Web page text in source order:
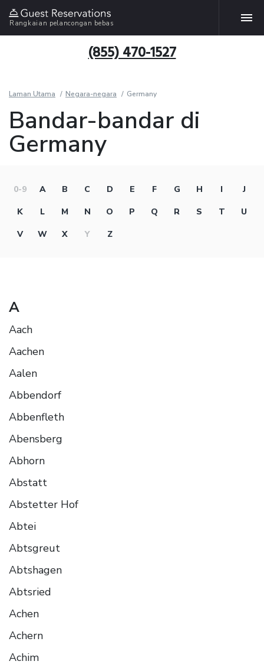
Rangkaian pelancongan bebas
(855) 470-1527
Laman Utama Negara-negara Germany
Bandar-bandar di
Germany
0-9 A B C D E F G H I
J
K
L M N O P Q R S T
U
V
W X Y Z
A
Aach
Aachen
Aalen
Abbendorf
Abbenfleth
Abensberg
Abhorn
Abstatt
Abstetter Hof
Abtei
Abtsgreut
Abtshagen
Abtsried
Achen
Achern
Achim